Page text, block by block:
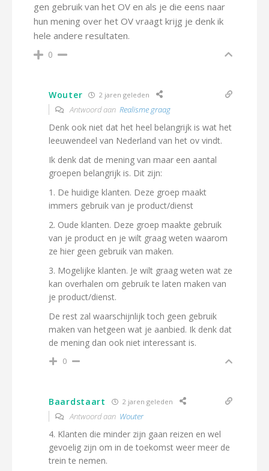
gen gebruik van het OV en als je die eens naar
hun mening over het OV vraagt krijg je denk ik
hele andere resultaten.
0
Wouter 2 jaren geleden
Antwoord aan Realisme graag
Denk ook niet dat het heel belangrijk is wat het
leeuwendeel van Nederland van het ov vindt.
Ik denk dat de mening van maar een aantal
groepen belangrijk is. Dit zijn:
1. De huidige klanten. Deze groep maakt
immers gebruik van je product/dienst
2. Oude klanten. Deze groep maakte gebruik
van je product en je wilt graag weten waarom
ze hier geen gebruik van maken.
3. Mogelijke klanten. Je wilt graag weten wat ze
kan overhalen om gebruik te laten maken van
je product/dienst.
De rest zal waarschijnlijk toch geen gebruik
maken van hetgeen wat je aanbied. Ik denk dat
de mening dan ook niet interessant is.
0
Baardstaart 2 jaren geleden
Antwoord aan Wouter
4. Klanten die minder zijn gaan reizen en wel
gevoelig zijn om in de toekomst weer meer de
trein te nemen.